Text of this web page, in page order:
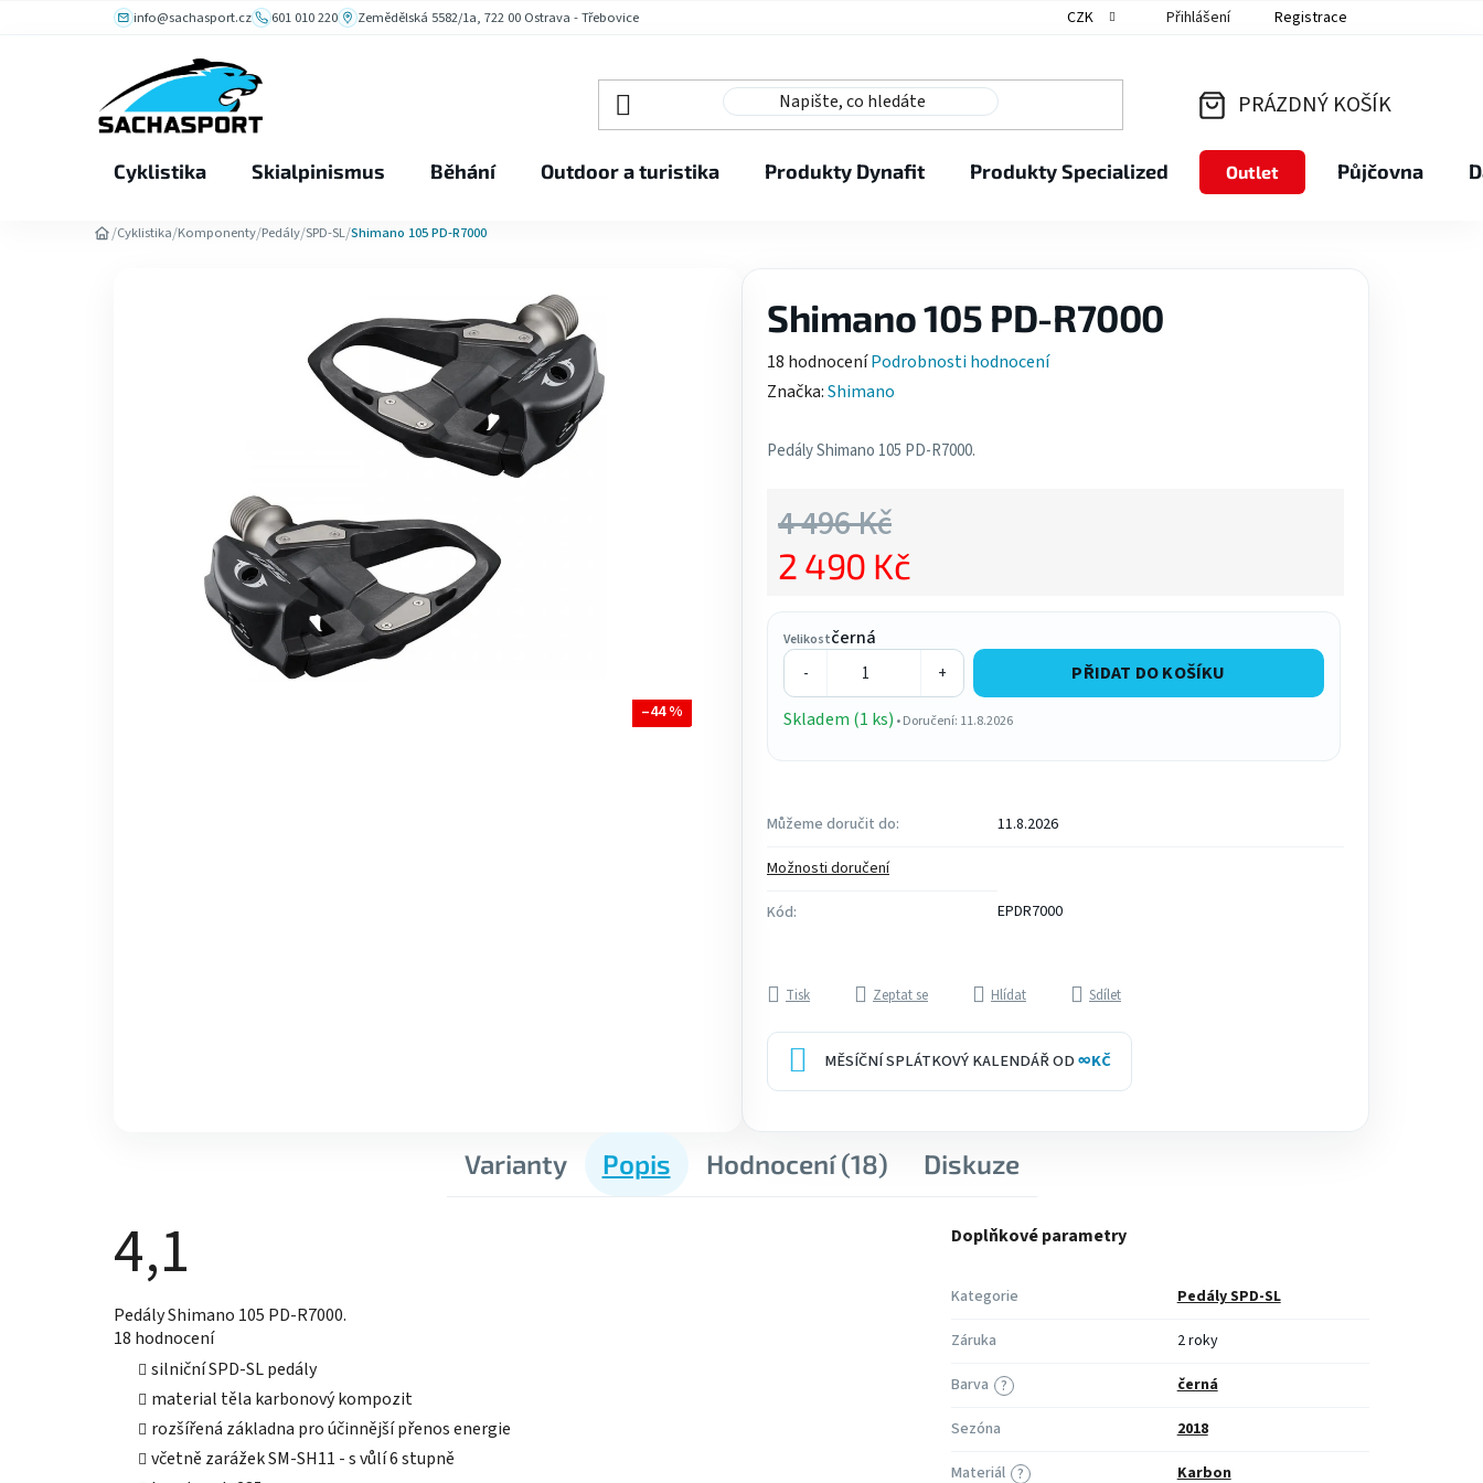
info@sachasport.cz 601 010 220 Zemědělská 5582/1a, 722 00 Ostrava - Třebovice CZK Přihlášení Registrace
KOŠÍK
PRÁZDNÝ KOŠÍK
Cyklistika Skialpinismus Běhání Outdoor a turistika Produkty Dynafit Produkty Specialized Outlet Půjčovna
/Cyklistika/Komponenty/Pedály/SPD-SL/Shimano 105 PD-R7000
Shimano 105 PD-R7000
Průměrné
hodnocení
je
hvězdiček.
18 hodnoceníPodrobnosti hodnocení
Značka:Shimano
Pedály Shimano 105 PD-R7000.
Velikostčerná
- +
PŘIDAT DO KOŠÍKU
Skladem (1 ks) • Doručení: 11.8.2026
Můžeme doručit do:
11.8.2026
Možnosti doručení
Kód:
EPDR7000
4 496 Kč
2 490 Kč
Tisk Zeptat se Hlídat Sdílet
MĚSÍČNÍ SPLÁTKOVÝ KALENDÁŘ OD∞KČ
–44 %
Varianty Popis Hodnocení (18) Diskuze
4,1
Průměrné
hodnocení
produktu
hvězdiček.
18 hodnocení
Pedály Shimano 105 PD-R7000.
silniční SPD-SL pedály
material těla karbonový kompozit
rozšířená základna pro účinnější přenos energie
včetně zarážek SM-SH11 - s vůlí 6 stupně
Doplňkové parametry
Kategorie
Pedály SPD-SL
Záruka
2 roky
?
Barva
černá
Sezóna
2018
?
Materiál Karbon